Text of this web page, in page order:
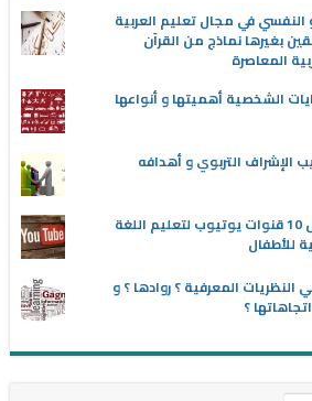
النفسي في مجال تعليم العربية
بغيرها نماذج من القرآن
المعاصرة
الشخصية أهميتها و أنواعها
الإشراف التربوي و أهدافه
أفضل 10 قنوات يوتيوب لتعليم اللغة
للأطفال
النظريات المعرفية ؟ روادها ؟ و
؟